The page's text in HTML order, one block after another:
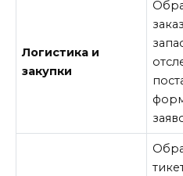
Логистика и
закупки